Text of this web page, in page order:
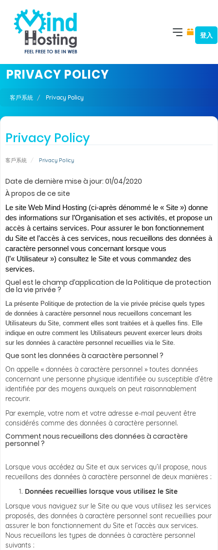
登入
PRIVACY POLICY
客戶系統 Privacy Policy
Privacy Policy
客戶系統 Privacy Policy
Date de dernière mise à jour: 01/04/2020
À propos de ce site
Le site Web Mind Hosting (ci-après dénommé le « Site ») donne
des informations sur l’Organisation et ses activités, et propose un
accès à certains services. Pour assurer le bon fonctionnement
du Site et l’accès à ces services, nous recueillons des données à
caractère personnel vous concernant lorsque vous
(l’« Utilisateur ») consultez le Site et vous commandez des
services.
Quel est le champ d’application de la Politique de protection
de la vie privée ?
La présente Politique de protection de la vie privée précise quels types
de données à caractère personnel nous recueillons concernant les
Utilisateurs du Site, comment elles sont traitées et à quelles fins. Elle
indique en outre comment les Utilisateurs peuvent exercer leurs droits
sur les données à caractère personnel recueillies via le Site.
Que sont les données à caractère personnel ?
On appelle « données à caractère personnel » toutes données
concernant une personne physique identifiée ou susceptible d’être
identifiée par des moyens auxquels on peut raisonnablement
recourir.
Par exemple, votre nom et votre adresse e-mail peuvent être
considérés comme des données à caractère personnel.
Comment nous recueillons des données à caractère
personnel ?
Lorsque vous accédez au Site et aux services qu’il propose, nous
recueillons des données à caractère personnel de deux manières :
Données recueillies lorsque vous utilisez le Site
Lorsque vous naviguez sur le Site ou que vous utilisez les services
proposés, des données à caractère personnel sont recueillies pour
assurer le bon fonctionnement du Site et l’accès aux services.
Nous recueillons les types de données à caractère personnel
suivants :